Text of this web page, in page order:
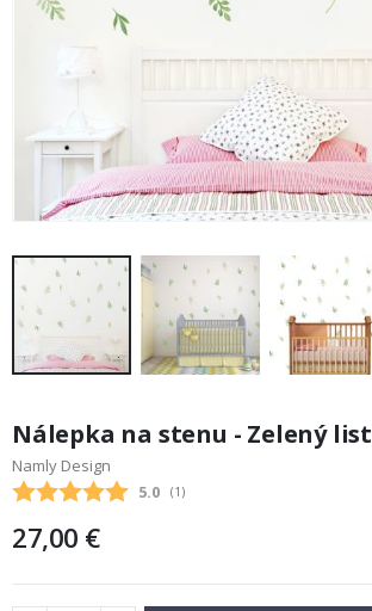
začiatok
galérie
obrázkov
Nálepka na stenu - Zelený list
Namly Design
Priemerne hodnotenie:
5.0 (hlasy:
1 )
27,00 €